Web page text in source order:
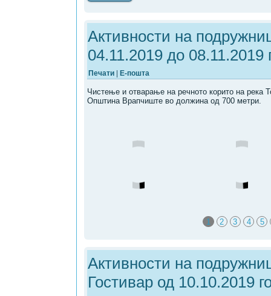
Активности на
04.11.2019 до 08.11.2019
Печати | Е-пошта
Чистење и отварање на речното корито на река
Општина Врапчиште во должина од 700 метри.
1 2 3 4 5
Активности на
Гостивар од 10.10.2019